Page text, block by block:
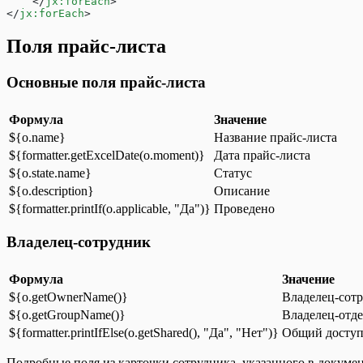
Справочник Контрагентов
Шаблоны для Казахстана
Шаблоны для отчета Взаиморасчеты
Шаблоны для отчета Остатки
Шаблоны для отчета Прибыльность
Шаблоны для отчета Товары на реализации
Шаблоны для отчета Управление закупками
Шаблоны для Узбекистана
Шаблоны для Украины
Шаблоны Договоров
Этикетки и ценники
</jx:forEach>
Поля прайс-листа
Основные поля прайс-листа
Формула
Значение
${o.name}
Название прайс-листа
${formatter.getExcelDate(o.moment)}
Дата прайс-листа
${o.state.name}
Статус
${o.description}
Описание
${formatter.printIf(o.applicable, "Да")} Проведено
Владелец-сотрудник
Формула
Значение
${o.getOwnerName()}
Владелец-
${o.getGroupName()}
Владелец-
${formatter.printIfElse(o.getShared(), "Да", "Нет")} Общий доступ